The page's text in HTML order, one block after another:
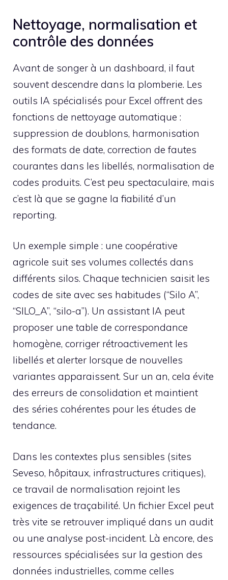
Nettoyage, normalisation et
contrôle des données
Avant de songer à un dashboard, il faut
souvent descendre dans la plomberie. Les
outils IA spécialisés pour Excel offrent des
fonctions de nettoyage automatique :
suppression de doublons, harmonisation
des formats de date, correction de fautes
courantes dans les libellés, normalisation de
codes produits. C’est peu spectaculaire, mais
c’est là que se gagne la fiabilité d’un
reporting.
Un exemple simple : une coopérative
agricole suit ses volumes collectés dans
différents silos. Chaque technicien saisit les
codes de site avec ses habitudes (“Silo A”,
“SILO_A”, “silo-a”). Un assistant IA peut
proposer une table de correspondance
homogène, corriger rétroactivement les
libellés et alerter lorsque de nouvelles
variantes apparaissent. Sur un an, cela évite
des erreurs de consolidation et maintient
des séries cohérentes pour les études de
tendance.
Dans les contextes plus sensibles (sites
Seveso, hôpitaux, infrastructures critiques),
ce travail de normalisation rejoint les
exigences de traçabilité. Un fichier Excel peut
très vite se retrouver impliqué dans un audit
ou une analyse post-incident. Là encore, des
ressources spécialisées sur la gestion des
données industrielles, comme celles